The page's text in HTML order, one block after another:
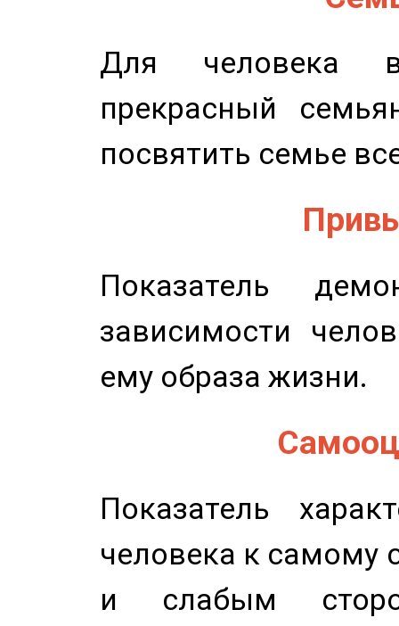
Для человека
прекрасный
посвятить семье
Показатель
зависимости
ему образа жизни.
Показатель
человека к самому
и слабым